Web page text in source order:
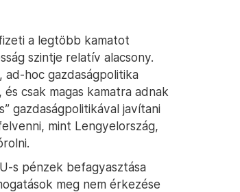
a legtöbb kamatot
szintje relatív alacsony.
ad-hoc gazdaságpolitika
csak magas kamatra adnak
gazdaságpolitikával javítani
mint Lengyelország,
s pénzek befagyasztása
meg nem érkezése